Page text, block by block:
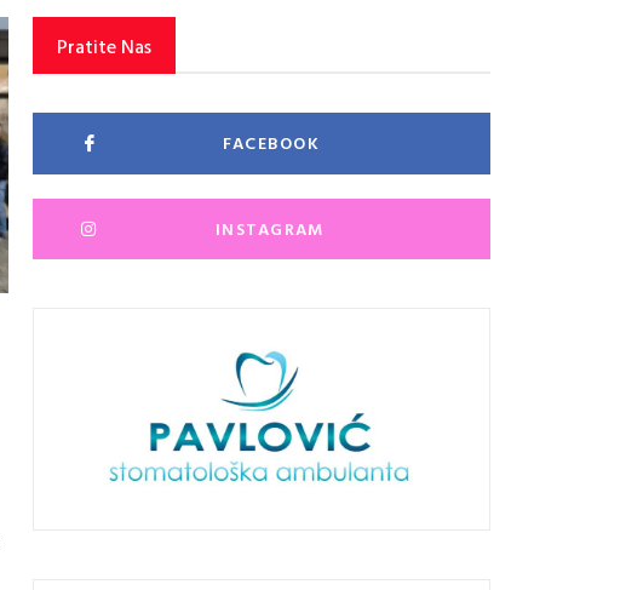
Pratite Nas
FACEBOOK
INSTAGRAM